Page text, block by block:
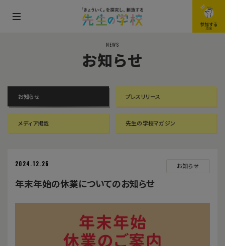
メ
開
閉
す
る
参加する
JOIN
NEWS
お知らせ
お知らせ プレスリリース
メディア掲載 先生の学校マガジン
2024.12.26 お知らせ
年末年始の休業についてのお知らせ